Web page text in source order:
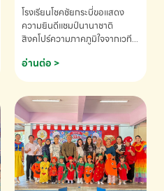
คณิตคิดเร็วนานาชาติ
ครั้งที่ 46 ประจำปี 2569
ณ ประเทศสิงคโปร์
โรงเรียนโชคชัยกระบี่ขอแสดง
ความยินดีแชมป์นานาชาติ
สิงคโปร์ความภาคภูมิใจจากเวที
ด.ช.พัทธนันท์ พรหมพันธ์ ชั้น
อนุบาล EP K3 โรงเรียนโชคชัย
แข่งขันคณิตศาสตร์และคณิตคิด
เร็วนานาชาติ ครั้งที่ 46 ประจำปี
2569 ณ ประเทศสิงคโปร์
INTERNATIONAL
MATHEMATICS AND
MENTAL ARITHMETIC
COMPETITION 2026 - ถ้วย
อ่านต่อ >